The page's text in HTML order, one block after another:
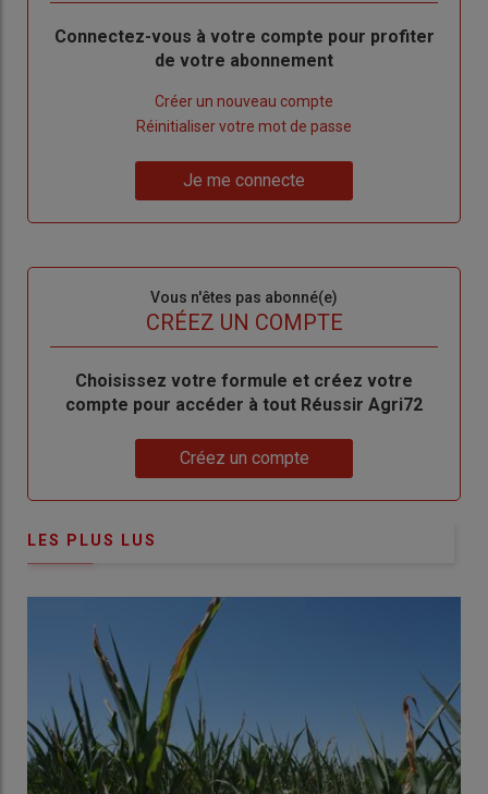
Body
Connectez-vous à votre compte pour profiter
de votre abonnement
Créer un nouveau compte
de
Réinitialiser votre mot de passe
me
Je me connecte
Vous n'êtes pas abonné(e)
CRÉEZ UN COMPTE
BodyChoisissez votre formule et créez votre
compte pour accéder à tout Réussir Agri72
Créez un compte
LES PLUS LUS